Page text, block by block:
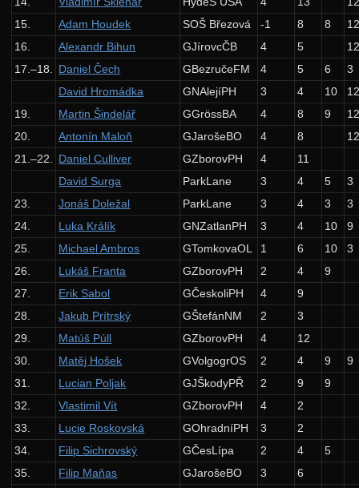
15.
Adam Houdek SOŠ Březová -1 8 8
16.
Alexandr Bihun GJírovcČB 4 5
17.–18.
Daniel Čech GBezručeFM 4 5 6
3
David Hromádka
GNAlejíPH 3 4 10
19.
Martin Šindelář GGrössBA 4 8 9
20.
Antonín Maloň GJarošeBO 4 8
21.–22.
Daniel Culliver GZborovPH 4
11
David Surga
ParkLane 3 4 5
3
23.
Jonáš Doležal ParkLane 3 4 3
3
24.
Luka Králík GNZatlanPH 3 4 10
9
25.
Michael Ambros GTomkovaOL 1 6 10
3
26.
Lukáš Franta GZborovPH 2 4
9
27.
Erik Sabol GČeskoliPH 4
9
28.
Jakub Prítrský GŠtefánNM 2
3
29.
Matúš Púll GZborovPH 4
12
30.
Matěj Hošek GVolgogrOS 2 4 9
9
31.
Lucian Poljak GJŠkodyPŘ 2 9
9
32.
Vlastimil Vít GZborovPH 4
2
33.
Lucie Roskovská GOhradníPH 3
2
34.
Filip Sichrovský GČesLípa 2 4
5
35.
Filip Maňas GJarošeBO 3
6
Zadání 4. série
Řešení
Výsledky
Výsledky soutěžní úlohy
Zadání 5. série
Řešení
Výsledky
Výsledky soutěžní úlohy
Kuchařky
Základní algoritmy
Halda a cesty
Práce s pamětí
Výsledky KSP-X
Jazyk ksplang
35. ročník: 22/23
34. ročník: 21/22
33. ročník: 20/21
32. ročník: 19/20